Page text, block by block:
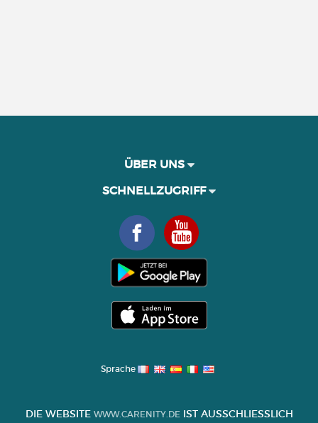
ÜBER UNS
SCHNELLZUGRIFF
Sprache
DIE WEBSITE WWW.CARENITY.DEIST AUSSCHLIESSLICH Z